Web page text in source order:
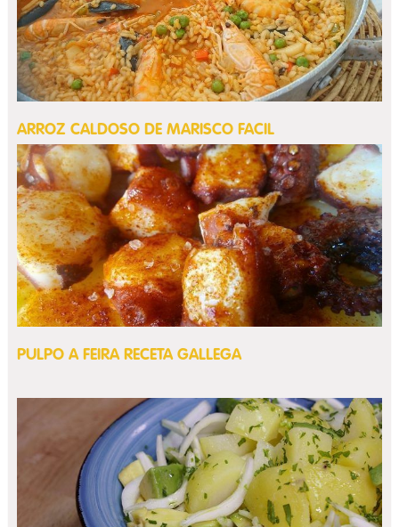
ARROZ CALDOSO DE MARISCO FACIL
PULPO A FEIRA RECETA GALLEGA